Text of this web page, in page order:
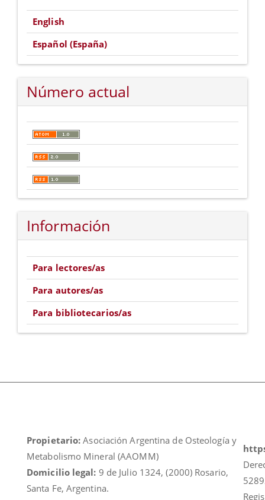
English
Español (España)
Número actual
Información
Para lectores/as
Para autores/as
Para bibliotecarios/as
Propietario: Asociación Argentina de Osteología y
Metabolismo Mineral (AAOMM)
Domicilio legal: 9 de Julio 1324, (2000) Rosario,
Santa Fe, Argentina.